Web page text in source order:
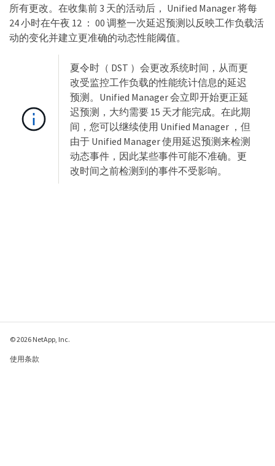
所有更改。在收集前 3 天的活动后， Unified Manager 将每
24 小时在午夜 12 ： 00 调整一次延迟预测以反映工作负载活
动的变化并建立更准确的动态性能阈值。
夏令时（ DST ）会更改系统时间，从而更
改受监控工作负载的性能统计信息的延迟
预测。Unified Manager 会立即开始更正延
迟预测，大约需要 15 天才能完成。在此期
间，您可以继续使用 Unified Manager ，但
由于 Unified Manager 使用延迟预测来检测
动态事件，因此某些事件可能不准确。更
改时间之前检测到的事件不受影响。
© 2026 NetApp, Inc.
使用条款